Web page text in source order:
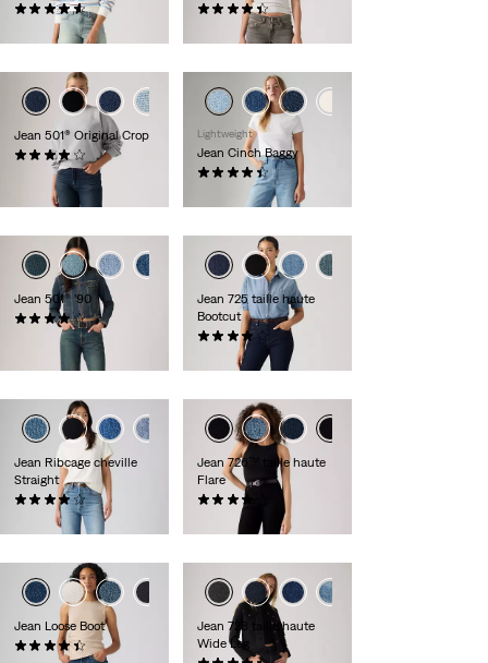
(372)
54,95 €
(731)
79,95 €
+2
Jean 501® Original Crop
(593)
119,95 €
Lightweight
Jean Cinch Baggy
(2025)
+2
Jean 501® ’90
(529)
129,95 €
Jean 725 taille haute
Bootcut
(561)
109,95 €
+3
Jean Ribcage cheville
Straight
(984)
129,95 €
Jean 726™ taille haute
Flare
(989)
109,95 €
+1
Jean Loose Boot
(75)
Jean 728 taille haute
Wide Leg